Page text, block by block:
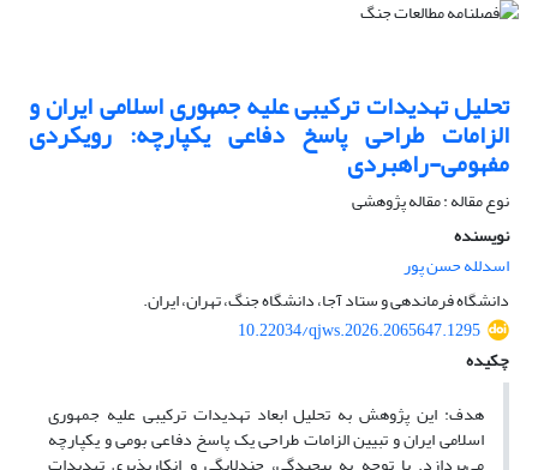
تحلیل تهدیدات ترکیبی علیه جمهوری اسلامی ایران و
الزامات طراحی پاسخ دفاعی یکپارچه: رویکردی
مفهومی-راهبردی
نوع مقاله : مقاله پژوهشی
نویسنده
اسدلله حسن پور
دانشگاه فرماندهی و ستاد آجا، دانشگاه جنگ، تهران، ایران.
10.22034/qjws.2026.2065647.1295
چکیده
هدف: این پژوهش به تحلیل ابعاد تهدیدات ترکیبی علیه جمهوری
اسلامی ایران و تبیین الزامات طراحی یک پاسخ دفاعی بومی و یکپارچه